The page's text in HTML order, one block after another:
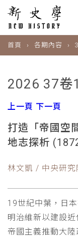
首頁 各期內容
2026 37卷
上一頁 下一頁
打造「帝國空
地志探析
林文凱 / 中央研究
19世紀中葉，日
明治維新以建設
帝國主義推動大